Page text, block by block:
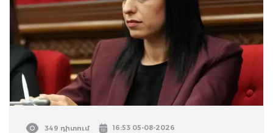
349 դիտում 16:53 05-08-2026